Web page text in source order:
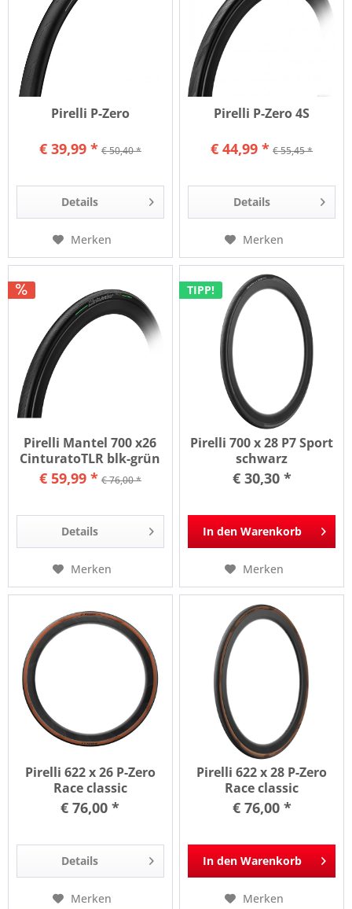
Pirelli P-Zero
€ 39,99 * € 50,40 *
Details
Merken
Pirelli P-Zero 4S
€ 44,99 * € 55,45 *
Details
Merken
Pirelli Mantel 700 x26
CinturatoTLR blk-grün
€ 59,99 * € 76,00 *
Details
Merken
TIPP!
Pirelli 700 x 28 P7 Sport
schwarz
€ 30,30 *
In den Warenkorb
Merken
Pirelli 622 x 26 P-Zero
Race classic
€ 76,00 *
Details
Merken
Pirelli 622 x 28 P-Zero
Race classic
€ 76,00 *
In den Warenkorb
Merken